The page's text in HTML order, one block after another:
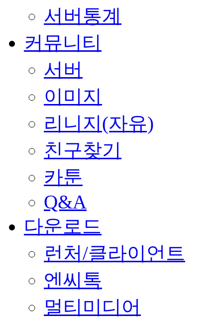
서버통계
커뮤니티
서버
이미지
리니지(자유)
친구찾기
카툰
Q&A
다운로드
런처/클라이언트
엔씨톡
멀티미디어